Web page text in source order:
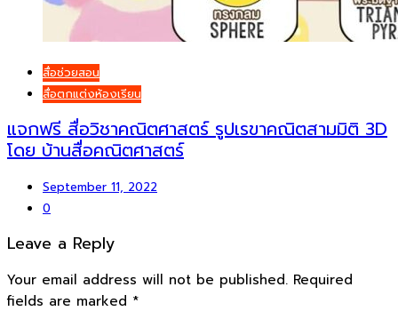
สื่อช่วยสอน
สื่อตกแต่งห้องเรียน
แจกฟรี สื่อวิชาคณิตศาสตร์ รูปเรขาคณิตสามมิติ 3D
โดย บ้านสื่อคณิตศาสตร์
September 11, 2022
0
Leave a Reply
Your email address will not be published. Required
fields are marked *